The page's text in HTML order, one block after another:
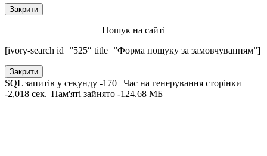
Закрити
Пошук на сайті
[ivory-search id=”525″ title=”Форма пошуку за замовчуванням”]
Закрити
SQL запитів у секунду -170 | Час на генерування сторінки
-2,018 сек.| Пам'яті зайнято -124.68 МБ